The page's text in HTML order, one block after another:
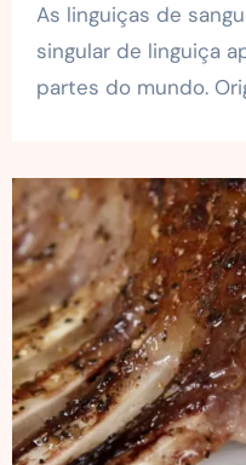
As linguiças de sangue representam um tipo
singular de linguiça
partes do mundo.